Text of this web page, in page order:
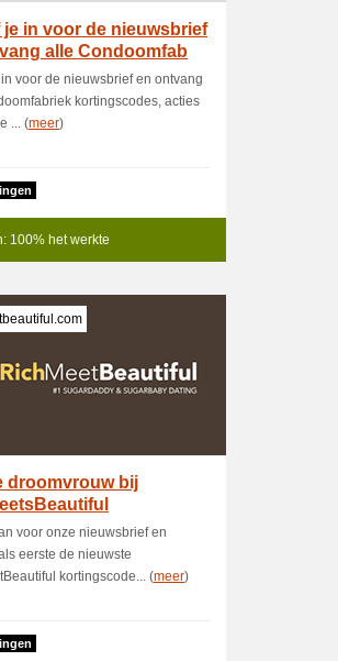
in voor de nieuwsbrief
alle Condoomfab
voor de nieuwsbrief en ontvang
kortingscodes, acties
... (meer)
100% het werkte
droomvrouw bij
voor onze nieuwsbrief en
eerste de nieuwste
kortingscode... (meer)